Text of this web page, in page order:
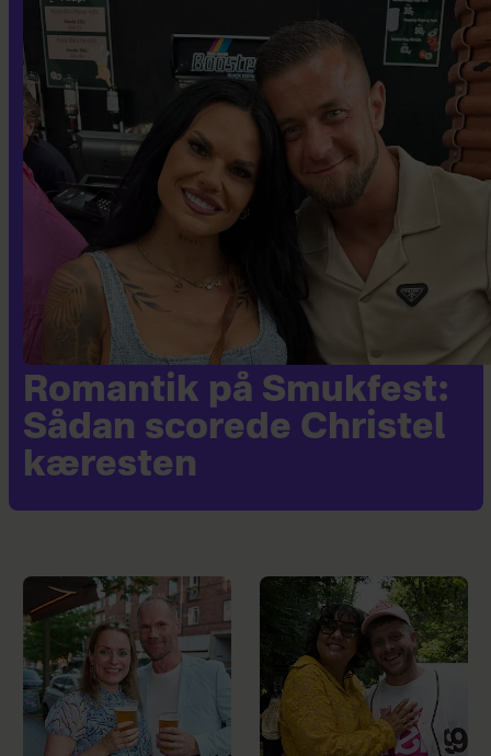
Romantik på Smukfest:
Sådan scorede Christel
kæresten